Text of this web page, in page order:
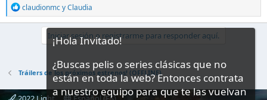
R
e
a
n
s
claudionmcyClaudia
Iniciar sesión o registrarme para responder aquí.
Tráilers de los próximos estrenos! (OFFLINE)
¡Hola Invitado!
¿Buscas pelis o series clásicas que no
están en toda la web? Entonces contrata
a nuestro equipo para que te las vuelvan